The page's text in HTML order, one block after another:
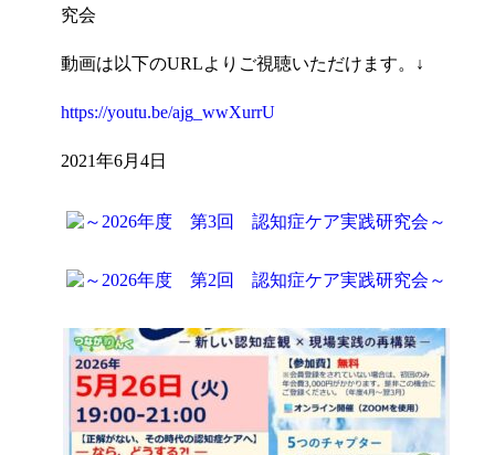
究会
動画は以下のURLよりご視聴いただけます。↓
https://youtu.be/ajg_wwXurrU
2021年6月4日